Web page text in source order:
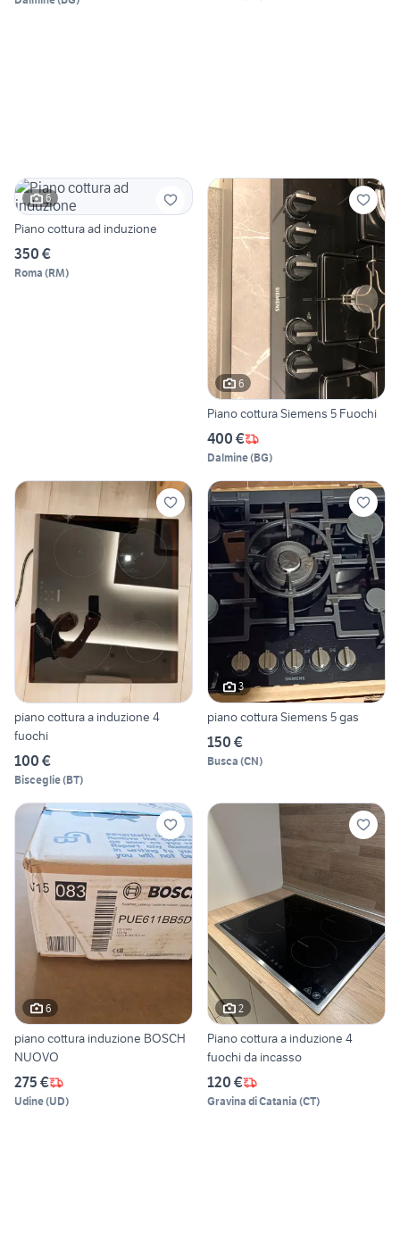
6
Piano cottura ad induzione
350 €
Roma (RM)
6
Piano cottura Siemens 5 Fuochi
400 €
Dalmine(BG)
piano cottura a induzione 4
fuochi
100 €
Bisceglie(BT)
3
piano cottura Siemens 5 gas
150 €
Busca (CN)
6
piano cottura induzione BOSCH
NUOVO
275 €
Udine(UD)
2
Piano cottura a induzione 4
fuochi da incasso
120 €
Gravina di Catania (CT)